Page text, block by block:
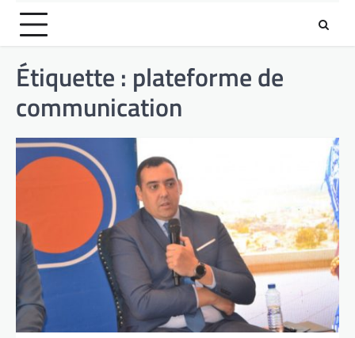
Étiquette : plateforme de
communication